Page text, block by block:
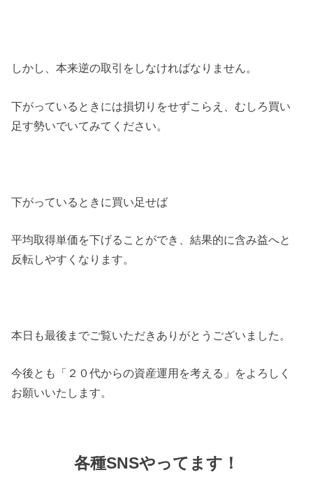
しかし、本来逆の取引をしなければなりません。
下がっているときには損切りをせずこらえ、むしろ買い
足す勢いでいてみてください。
下がっているときに買い足せば
平均取得単価を下げることができ、結果的に含み益へと
反転しやすくなります。
本日も最後までご覧いただきありがとうございました。
今後とも「２０代からの資産運用を考える」をよろしく
お願いいたします。
各種SNSやってます！